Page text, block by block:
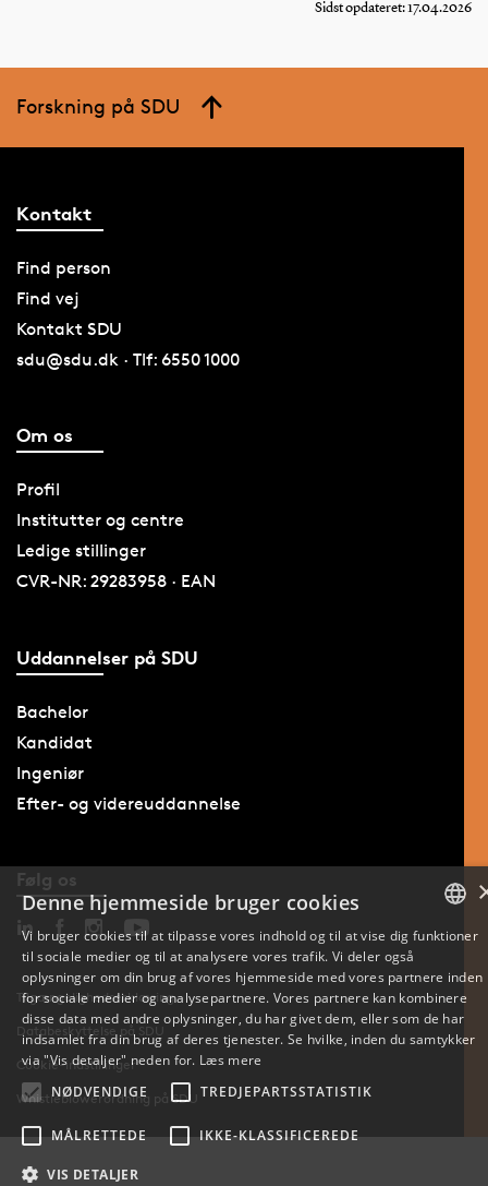
Sidst opdateret: 17.04.2026
Forskning på SDU
Kontakt
Find person
Find vej
Kontakt SDU
sdu@sdu.dk · Tlf: 6550 1000
Om os
Profil
Institutter og centre
Ledige stillinger
CVR-NR: 29283958 · EAN
Uddannelser på SDU
Bachelor
Kandidat
Ingeniør
Efter- og videreuddannelse
Følg os
Tilgængelighedserklæring
Databeskyttelse på SDU
Cookie-indstillinger
Whistleblowerordning på SDU
ENGLISH
Denne hjemmeside bruger cookies
Vi bruger cookies til at tilpasse vores indhold og til at vise dig funktioner
til sociale medier og til at analysere vores trafik. Vi deler også
oplysninger om din brug af vores hjemmeside med vores partnere inden
for sociale medier og analysepartnere. Vores partnere kan kombinere
disse data med andre oplysninger, du har givet dem, eller som de har
indsamlet fra din brug af deres tjenester. Se hvilke, inden du samtykker
via "Vis detaljer" neden for. Læs mere
NØDVENDIGE
TREDJEPARTSSTATISTIK
MÅLRETTEDE IKKE-KLASSIFICEREDE
VIS DETALJER